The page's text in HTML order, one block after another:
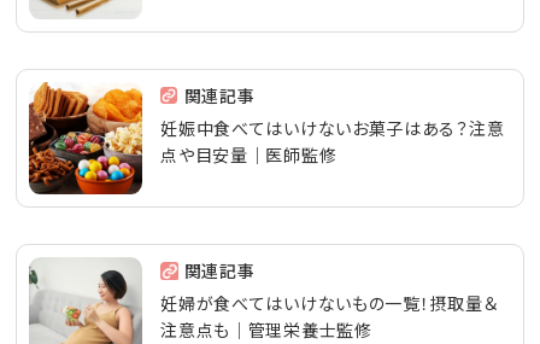
関連記事
妊娠中食べてはいけないお菓子はある？注意
点や目安量｜医師監修
関連記事
妊婦が食べてはいけないもの一覧！摂取量＆
注意点も│管理栄養士監修